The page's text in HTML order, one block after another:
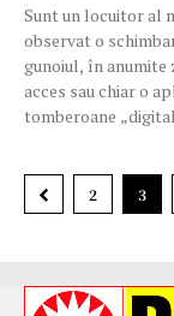
Sunt un locuitor al
observat o
gunoiul, în anumite
acces sau chiar o
tomberoane
2 3